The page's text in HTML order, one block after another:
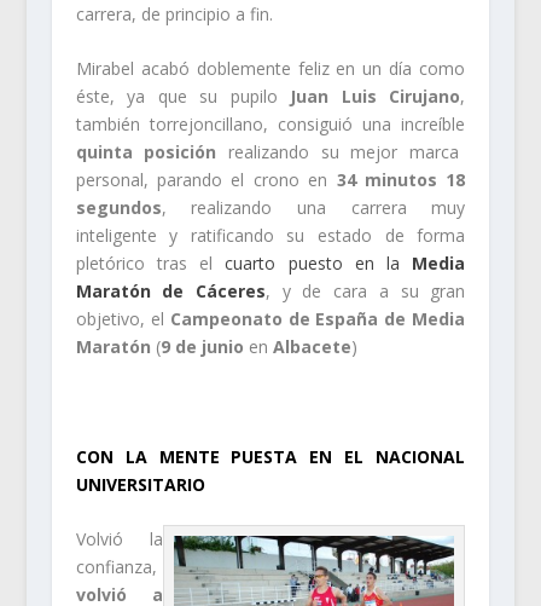
carrera, de principio a fin.
Mirabel acabó doblemente feliz en un día como
éste, ya que su pupilo Juan Luis Cirujano,
también torrejoncillano, consiguió una increíble
quinta posición realizando su mejor marca
personal, parando el crono en 34 minutos 18
segundos, realizando una carrera muy
inteligente y ratificando su estado de forma
pletórico tras elcuarto puesto en la Media
Maratón de Cáceres, y de cara a su gran
objetivo, el Campeonato de España de Media
Maratón (9 de junio en Albacete)
CON LA MENTE PUESTA EN EL NACIONAL
UNIVERSITARIO
Volvió la
confianza,
volvió a